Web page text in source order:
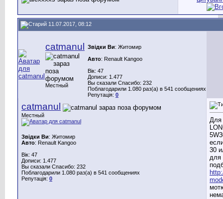
11.07.2017, 08:12
catmanul
Местный
Звідки Ви: Житомир
Авто: Renault Kangoo
Вік: 47
Дописи: 1.477
Вы сказали Спасибо: 232
Поблагодарили 1.080 раз(а) в 541 сообщениях
Репутація: 0
catmanul
Местный
Звідки Ви: Житомир
Авто: Renault Kangoo
Вік: 47
Дописи: 1.477
Вы сказали Спасибо: 232
Поблагодарили 1.080 раз(а) в 541 сообщениях
Репутація: 0
Для
30
для